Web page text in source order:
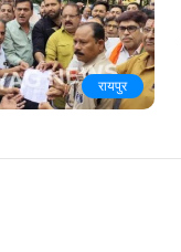
रायपुर